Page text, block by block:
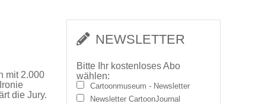
mit 2.000
die Jury.
NEWSLETTER
Bitte Ihr kostenloses Abo
wählen:
Cartoonmuseum - Newsletter
Newsletter CartoonJournal